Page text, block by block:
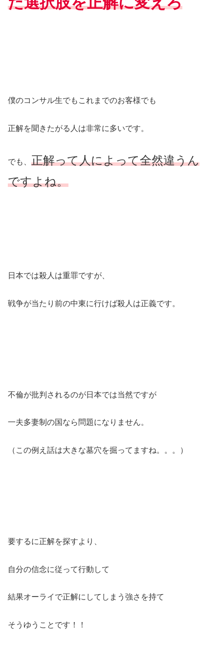
僕のコンサル生でもこれまでのお客様でも
正解を聞きたがる人は非常に多いです。
でも、 正解って人によって全然違うん
ですよね。
日本では殺人は重罪ですが、
戦争が当たり前の中東に行けば殺人は正義です。
不倫が批判されるのが日本では当然ですが
一夫多妻制の国なら問題になりません。
（この例え話は大きな墓穴を掘ってますね。。。）
要するに正解を探すより、
自分の信念に従って行動して
結果オーライで正解にしてしまう強さを持て
そうゆうことです！！